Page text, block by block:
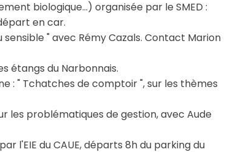
biologique…) organisée par le SMED :
en car.
sensible " avec Rémy Cazals. Contact Marion
étangs du Narbonnais.
: " Tchatches de comptoir ", sur les thèmes
les problématiques de gestion, avec Aude
l'EIE du CAUE, départs 8h du parking du